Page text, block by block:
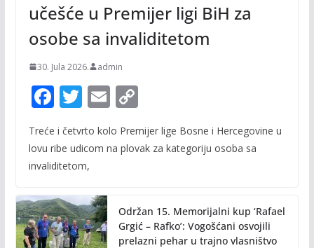
učešće u Premijer ligi BiH za
osobe sa invaliditetom
30. Jula 2026. admin
F
ac
e
b
o
k
T
w
itt
er
E
m
ai
C
p
n
k
Treće i četvrto kolo Premijer lige Bosne i Hercegovine u
lovu ribe udicom na plovak za kategoriju osoba sa
invaliditetom,
Održan 15. Memorijalni kup ‘Rafael
Grgić – Rafko’: Vogošćani osvojili
prelazni pehar u trajno vlasništvo